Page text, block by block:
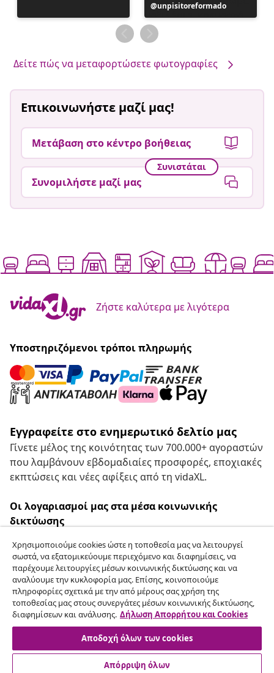
Η
ανάρτηση
δημοσιεύθηκε
από
unpisitoreformado
Δείτε πώς να μεταφορτώσετε φωτογραφίες
Επικοινωνήστε μαζί μας!
Μετάβαση στο κέντρο βοήθειας
Συνιστάται
Συνομιλήστε μαζί μας
Ζήστε καλύτερα με λιγότερα
Υποστηριζόμενοι τρόποι πληρωμής
Εγγραφείτε στο ενημερωτικό δελτίο μας
Γίνετε μέλος της κοινότητας των 700.000+ αγοραστών
που λαμβάνουν εβδομαδιαίες προσφορές, εποχιακές
εκπτώσεις και νέες αφίξεις από τη vidaXL.
Οι λογαριασμοί μας στα μέσα κοινωνικής
δικτύωσης
Υπαναχώρηση από τη σύμβαση
Υποβάλετε αίτημα υπαναχώρησης για την
παραγγελία σας.
Υπαναχώρηση από τη σύμβαση
Χρησιμοποιούμε cookies ώστε η τοποθεσία μας να λειτουργεί
σωστά, να εξατομικεύουμε περιεχόμενο και διαφημίσεις, να
παρέχουμε λειτουργίες μέσων κοινωνικής δικτύωσης και να
αναλύουμε την κυκλοφορία μας. Επίσης, κοινοποιούμε
πληροφορίες σχετικά με την από μέρους σας χρήση της
τοποθεσίας μας στους συνεργάτες μέσων κοινωνικής δικτύωσης,
διαφημίσεων και ανάλυσης. Δήλωση Απορρήτου και Cookies
Αποδοχή όλων των cookies
Απόρριψη όλων